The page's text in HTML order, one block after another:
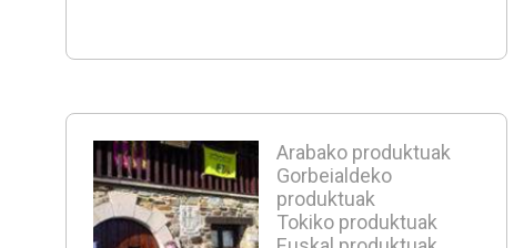
Arabako produktuak
Gorbeialdeko
produktuak
Tokiko produktuak